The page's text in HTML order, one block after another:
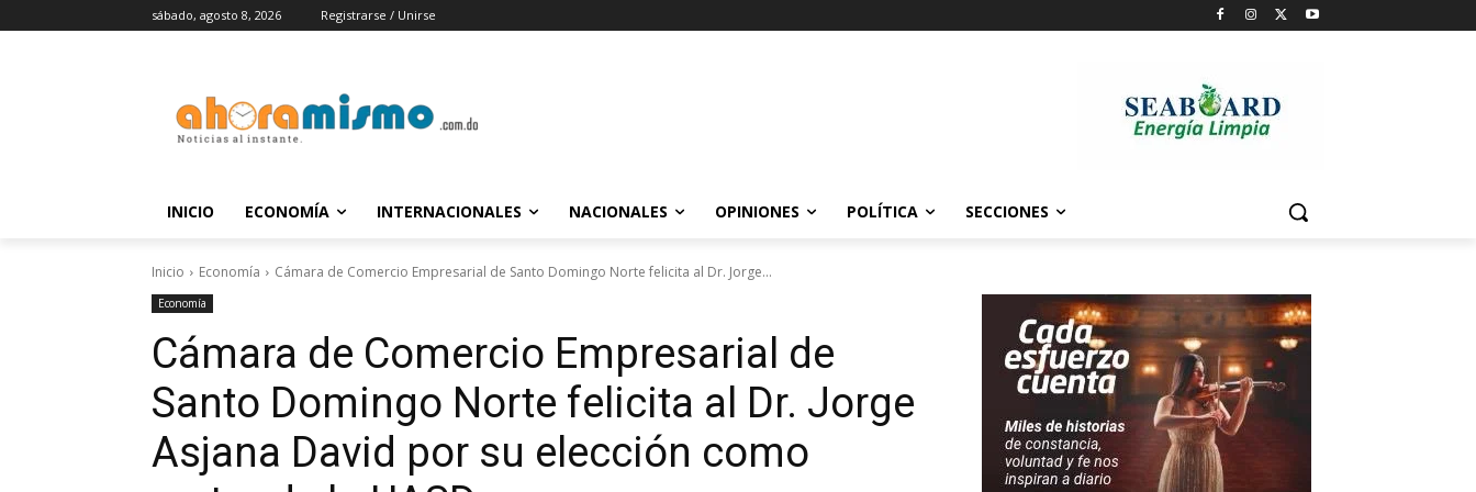
sábado, agosto 8, 2026 Registrarse / Unirse
INICIO ECONOMÍA INTERNACIONALES NACIONALES OPINIONES POLÍTICA SECCIONES
Inicio Economía Cámara de Comercio Empresarial de Santo Domingo Norte felicita al Dr. Jorge...
Economía
Cámara de Comercio Empresarial de
Santo Domingo Norte felicita al Dr. Jorge
Asjana David por su elección como